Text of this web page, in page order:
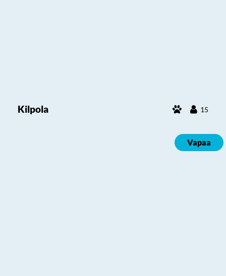
Kilpola 15
Vapaa